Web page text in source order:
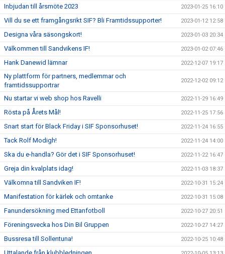
Inbjudan till årsmöte 2023 2023-01-25 16:10
Vill du se ett framgångsrikt SIF? Bli Framtidssupporter! 2023-01-12 12:58
Designa våra säsongskort! 2023-01-03 20:34
Välkommen till Sandvikens IF! 2023-01-02 07:46
Hank Danewid lämnar 2022-12-07 19:17
Ny plattform för partners, medlemmar och
framtidssupportrar
2022-12-02 09:12
Nu startar vi web shop hos Ravelli 2022-11-29 16:49
Rösta på Årets Mål! 2022-11-25 17:56
Snart start för Black Friday i SIF Sponsorhuset! 2022-11-24 16:55
Tack Rolf Modigh! 2022-11-24 14:00
Ska du e-handla? Gör det i SIF Sponsorhuset! 2022-11-22 16:47
Greja din kvalplats idag! 2022-11-03 18:37
Välkomna till Sandviken IF! 2022-10-31 15:24
Manifestation för kärlek och omtanke 2022-10-31 15:08
Fanundersökning med Ettanfotboll 2022-10-27 20:51
Föreningsvecka hos Din Bil Gruppen 2022-10-27 14:27
Bussresa till Sollentuna! 2022-10-25 10:48